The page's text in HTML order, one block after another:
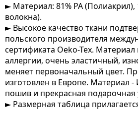
► Материал: 81% PA (Полиакрил),
волокна).
► Высокое качество ткани
польского производителя
сертификата Oeko-Tex.
аллергии, очень эластичный,
меняет первоначальный цвет.
изготовлен в Европе. Материал
пошив и прекрасная
► Размерная таблица